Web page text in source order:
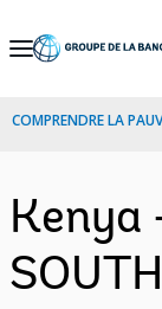
Skip
Navigation
COMPRENDRE LA
Kenya